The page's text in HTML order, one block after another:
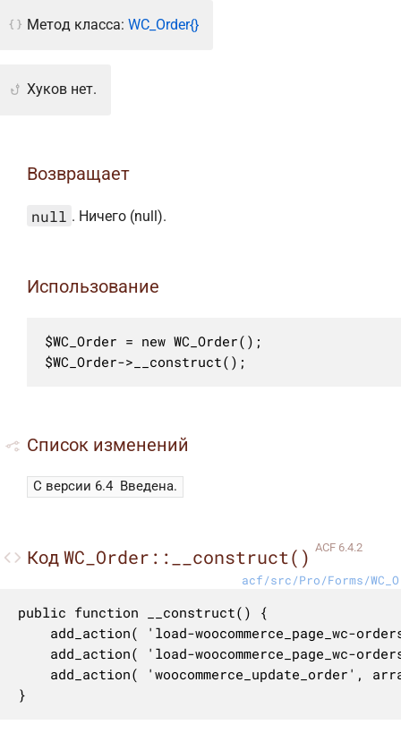
Метод класса: WC_Order{}
Хуков нет.
Возвращает
null . Ничего (null).
Использование
$WC_Order = new WC_Order();
$WC_Order->__construct();
Список изменений
С версии 6.4 Введена.
Код WC_Order::__construct() ACF 6.4.2
acf/src/Pro/Forms/
public function __construct() {
}